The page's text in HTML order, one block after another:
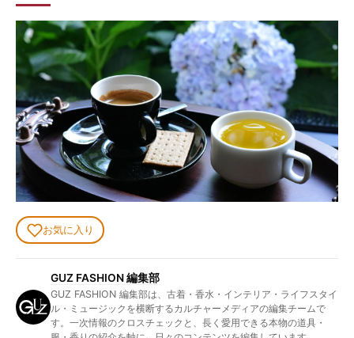
お気に入り
GUZ FASHION 編集部
GUZ FASHION 編集部は、古着・香水・インテリア・ライフスタイ
ル・ミュージックを横断するカルチャーメディアの編集チームで
す。一次情報のクロスチェックと、長く愛用できる本物の道具・